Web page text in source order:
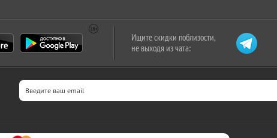
Ищите скидки поблизости,
не выходя из чата: